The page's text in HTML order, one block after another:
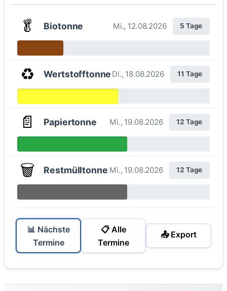
🥬 Biotonne Mi., 12.08.2026 5 Tage
♻️ Wertstofftonne Di., 18.08.2026 11 Tage
📄 Papiertonne Mi., 19.08.2026 12 Tage
🗑️ Restmülltonne Mi., 19.08.2026 12 Tage
📊 Nächste
Termine
📋 Alle
Termine
📤 Export